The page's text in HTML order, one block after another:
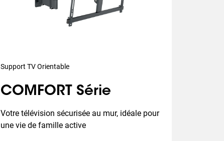
Support TV Orientable
COMFORT Série
Votre télévision sécurisée au mur, idéale pour
une vie de famille active